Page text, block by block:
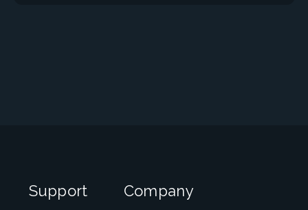
Support Company